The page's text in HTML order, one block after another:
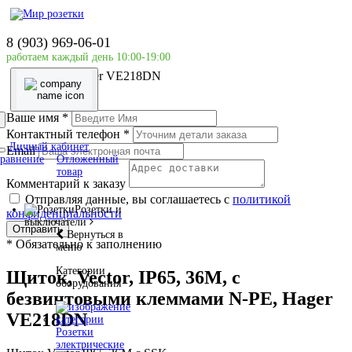
8 (903) 969-06-01
работаем каждый день 10:00-19:00
Личный кабинет
Отложенный
товар
Розетки и
выключатели
Вернуться в
меню
Категории
оборудования
Розетки
электрические
Главная страница
Наружной установки(накладной)
Щиток, Vector, IP65, 36M, c безвинтовыми клеммами
N-PE, Hager VE218DN
Ваше имя *
Контактный телефон *
Email
Комментарий к заказу
Отправляя данные, вы соглашаетесь с политикой
конфиденциальности
Отправить
* Обязательно к заполнению
Щиток, Vector, IP65, 36M, c
безвинтовыми клеммами N-PE, Hager
VE218DN